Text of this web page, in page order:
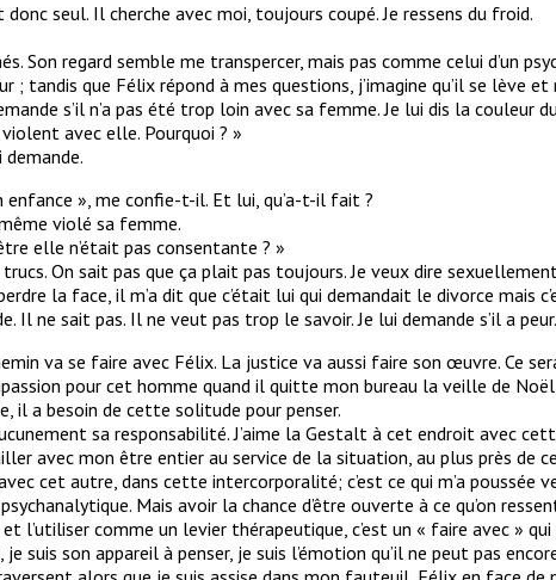
seul. Il cherche avec moi, toujours coupé. Je ressens du froid.
Son regard semble me transpercer, mais pas comme celui d’un
; tandis que Félix répond à mes questions, j’imagine qu’il se lève
s’il n’a pas été trop loin avec sa femme. Je lui dis la couleur
avec elle. Pourquoi ? »
enfance », me confie-t-il. Et lui, qu’a-t-il fait ?
violé sa femme.
elle n’était pas consentante ? »
trucs. On sait pas que ça plait pas toujours. Je veux dire
la face, il m’a dit que c’était lui qui demandait le divorce mais
Il ne sait pas. Il ne veut pas trop le savoir. Je lui demande s’il a
va se faire avec Félix. La justice va aussi faire son œuvre. Ce
pour cet homme quand il quitte mon bureau la veille de
il a besoin de cette solitude pour penser.
sa responsabilité. J’aime la Gestalt à cet endroit avec
avec mon être entier au service de la situation, au plus près de
cet autre, dans cette intercorporalité; c’est ce qui m’a poussée
Mais avoir la chance d’être ouverte à ce qu’on
l’utiliser comme un levier thérapeutique, c’est un « faire avec »
suis son appareil à penser, je suis l’émotion qu’il ne peut pas